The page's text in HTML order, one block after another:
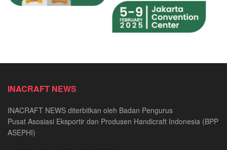
INACRAFT NEWS
INACRAFT NEWS diterbitkan oleh Badan Pengurus
Pusat Asosiasi Eksportir dan Produsen Handicraft Indonesia (BPP
ASEPHI)